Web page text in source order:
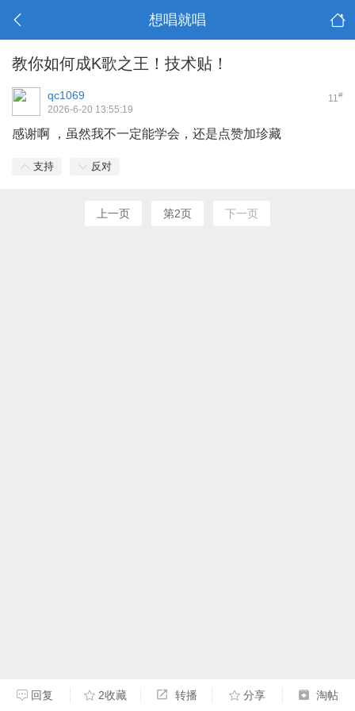
想唱就唱
教你如何成K歌之王！技术贴！
11#
qc1069
2026-6-20 13:55:19
感谢啊 ，虽然我不一定能学会，还是点赞加珍藏
支持 反对
上一页 第2页 下一页
回复 2收藏 转播 分享 淘帖